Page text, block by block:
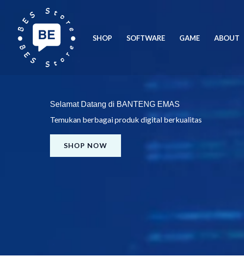
konten
SHOP SOFTWARE GAME ABOUT
Selamat Datang di BANTENG EMAS
Temukan berbagai produk digital berkualitas
SHOP NOW